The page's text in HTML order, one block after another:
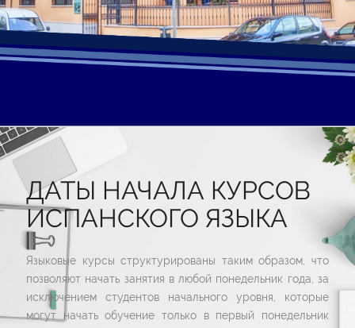
ДАТЫ НАЧАЛА КУРСОВ
ИСПАНСКОГО ЯЗЫКА
Языковые курсы структурированы таким образом, что
позволяют начать занятия в любой понедельник года, за
исключением студентов начального уровня, которые
могут начать обучение только в первый понедельник